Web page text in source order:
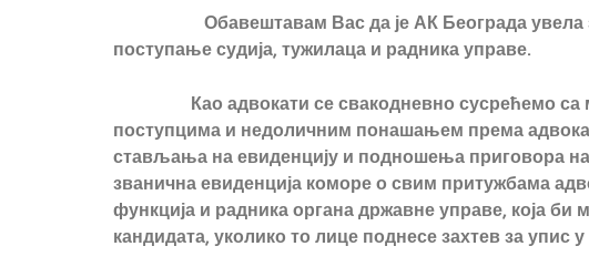
Обавештавам Вас да је АК Београда
поступање судија, тужилаца и радника управе.
Као адвокати се свакодневно сусрећемо са
поступцима и недоличним понашањем према
стављања на евиденцију и подношења приговора
званична евиденција коморе о свим притужбама
функција и радника органа државне управе, која би
кандидата, уколико то лице поднесе захтев за упис